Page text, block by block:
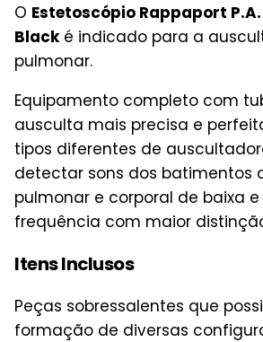
O Estetoscópio Rappaport P.A.
Blacké indicado para a
pulmonar.
Equipamento completo com
ausculta mais precisa e
tipos diferentes de
detectar sons dos batimentos
pulmonar e corporal de baixa
frequência com maior
Itens Inclusos
Peças sobressalentes que
formação de diversas